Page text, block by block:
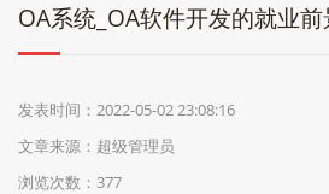
企业运营中具有很大
发表时间：2022-05-02 23:08:16
文章来源：超级管理员
浏览次数：377